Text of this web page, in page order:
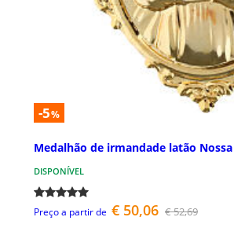
-5%
Medalhão de irmandade latão
DISPONÍVEL
Preço a partir de € 50,06 € 52,69